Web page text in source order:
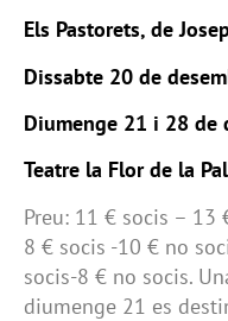
Els Pastorets, de
Dissabte 20 de
Diumenge 21 i 28 de
Teatre la Flor de la
Preu: 11 € socis – 13
8 € socis -10 € no
socis-8 € no socis.
diumenge 21 es